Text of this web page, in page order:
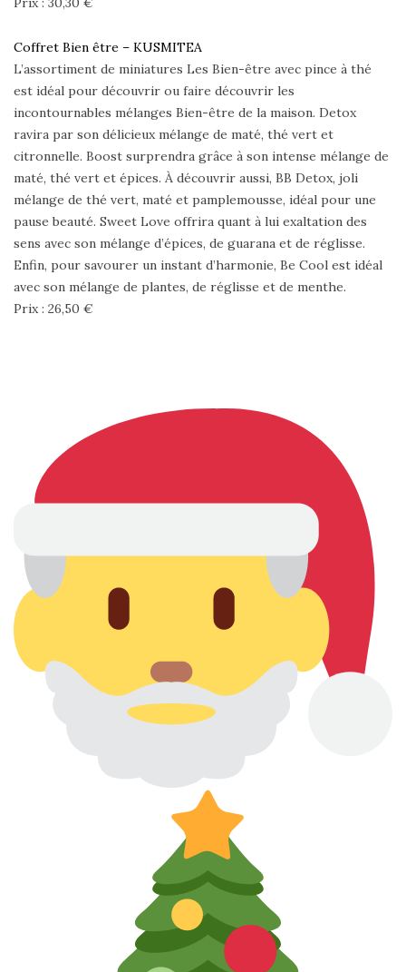
Coffret Bien être – KUSMITEA
L’assortiment de miniatures Les Bien-être avec pince à thé
est idéal pour découvrir ou faire découvrir les
incontournables mélanges Bien-être de la maison. Detox
ravira par son délicieux mélange de maté, thé vert et
citronnelle. Boost surprendra grâce à son intense mélange de
maté, thé vert et épices. À découvrir aussi, BB Detox, joli
mélange de thé vert, maté et pamplemousse, idéal pour une
pause beauté. Sweet Love offrira quant à lui exaltation des
sens avec son mélange d’épices, de guarana et de réglisse.
Enfin, pour savourer un instant d’harmonie, Be Cool est idéal
avec son mélange de plantes, de réglisse et de menthe.
Prix : 26,50 €